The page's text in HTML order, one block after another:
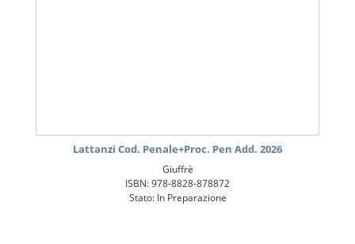
Lattanzi Cod. Penale+Proc. Pen Add. 2026
Giuffrè
ISBN: 978-8828-878872
Stato: In Preparazione